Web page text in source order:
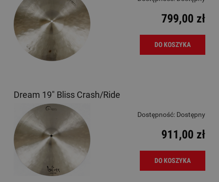
799,00 zł
DO KOSZYKA
Dream 19" Bliss Crash/Ride
Dostępność: Dostępny
911,00 zł
DO KOSZYKA